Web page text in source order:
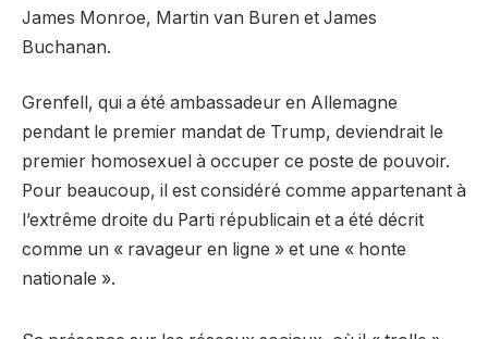
James Monroe, Martin van Buren et James
Buchanan.
Grenfell, qui a été ambassadeur en Allemagne
pendant le premier mandat de Trump, deviendrait le
premier homosexuel à occuper ce poste de pouvoir.
Pour beaucoup, il est considéré comme appartenant à
l’extrême droite du Parti républicain et a été décrit
comme un « ravageur en ligne » et une « honte
nationale ».